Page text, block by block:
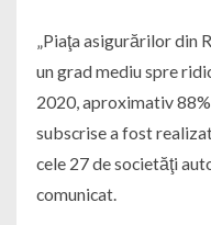
„Piaţa asigurărilor din
un grad mediu spre
2020, aproximativ
subscrise a fost
cele 27 de societăţi
comunicat.